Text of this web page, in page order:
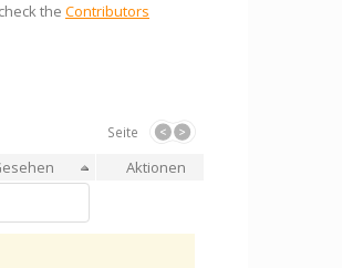
the Contributors
Seite
Aktionen